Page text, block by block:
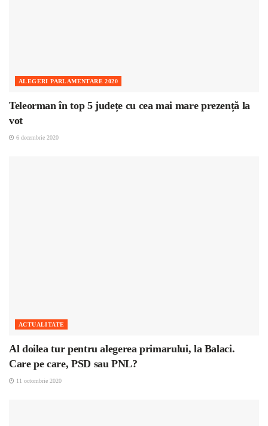
ALEGERI PARLAMENTARE 2020
Teleorman în top 5 județe cu cea mai mare prezență la
vot
6 decembrie 2020
ACTUALITATE
Al doilea tur pentru alegerea primarului, la Balaci.
Care pe care, PSD sau PNL?
11 octombrie 2020